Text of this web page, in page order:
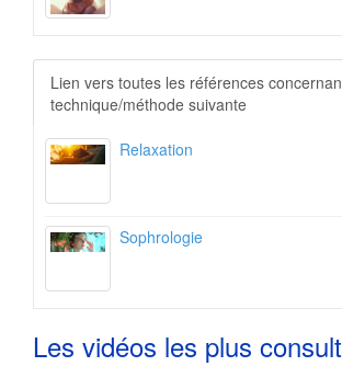
Lien vers toutes les références
technique/méthode suivante
Relaxation
Sophrologie
Les vidéos les plus